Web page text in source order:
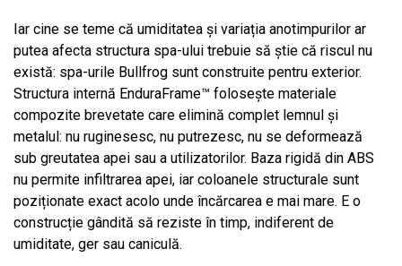
Iar cine se teme că umiditatea și variația anotimpurilor ar
putea afecta structura spa-ului trebuie să știe că riscul nu
există: spa-urile Bullfrog sunt construite pentru exterior.
Structura internă EnduraFrame™ folosește materiale
compozite brevetate care elimină complet lemnul și
metalul: nu ruginesesc, nu putrezesc, nu se deformează
sub greutatea apei sau a utilizatorilor. Baza rigidă din ABS
nu permite infiltrarea apei, iar coloanele structurale sunt
poziționate exact acolo unde încărcarea e mai mare. E o
construcție gândită să reziste în timp, indiferent de
umiditate, ger sau caniculă.